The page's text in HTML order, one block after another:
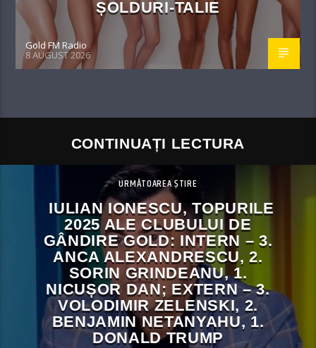
ȘOLDURI-TALIE
Gold FM Radio
8 AUGUST 2026
CONTINUAȚI LECTURA
URMĂTOAREA ȘTIRE
IULIAN IONESCU, TOPURILE
2025 ALE CLUBULUI DE
GÂNDIRE GOLD: INTERN – 3.
ANCA ALEXANDRESCU, 2.
SORIN GRINDEANU, 1.
NICUȘOR DAN; EXTERN – 3.
VOLODIMIR ZELENSKI, 2.
BENJAMIN NETANYAHU, 1.
DONALD TRUMP